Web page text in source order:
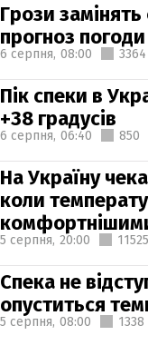
Грози
прогноз
6 серпня, 08:00 3364
Пік спеки в
+38 градусів
6 серпня, 06:40 850
На Україну
коли
5 серпня, 20:00 11525
Спека не
опуститься
5 серпня, 08:00 1338